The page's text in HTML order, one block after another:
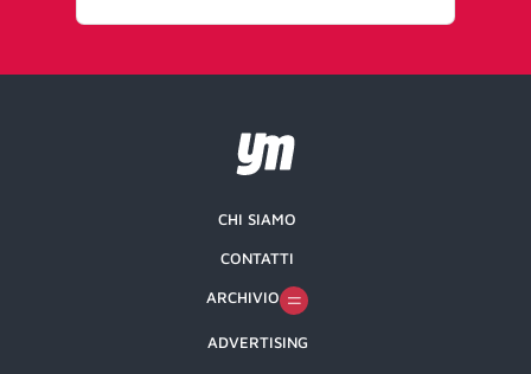
CHI SIAMO
CONTATTI
ARCHIVIO
ADVERTISING